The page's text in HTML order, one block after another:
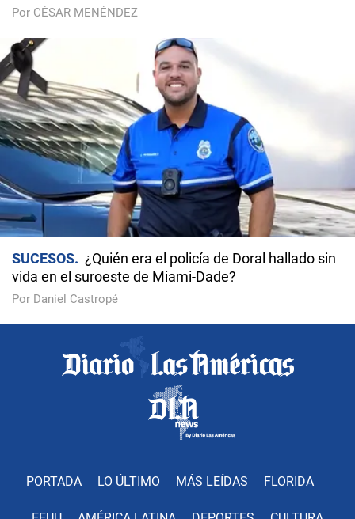
Por CÉSAR MENÉNDEZ
SUCESOS
¿Quién era el policía de Doral hallado sin
vida en el suroeste de Miami-Dade?
Por Daniel Castropé
PORTADA LO ÚLTIMO MÁS LEÍDAS FLORIDA